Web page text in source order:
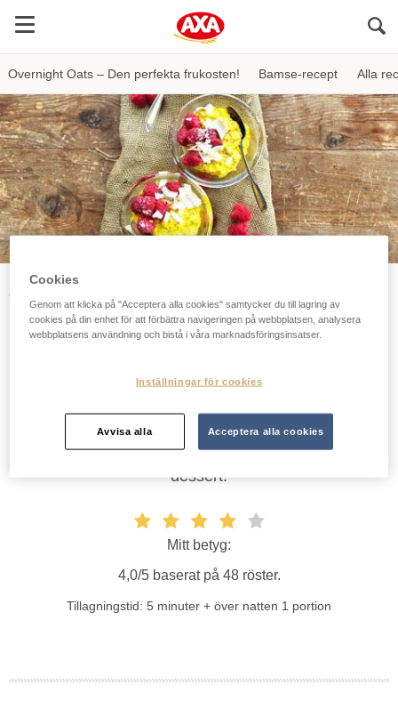
Overnight Oats – Den perfekta frukosten! Bamse-recept Alla
AXA
Overnight oats med
mycket? Här kommer ett härligt recept med overnight
oats med det gula guldet, lika gott till frukost som
dessert!
Mitt betyg:
4,0/5 baserat på 48 röster.
Tillagningstid: 5 minuter + över natten 1 portion
Cookies
Genom att klicka på "Acceptera alla cookies" samtycker du till lagring av
cookies på din enhet för att förbättra navigeringen på webbplatsen, analysera
webbplatsens användning och bistå i våra marknadsföringsinsatser.
Inställningar för cookies
Avvisa alla Acceptera alla cookies